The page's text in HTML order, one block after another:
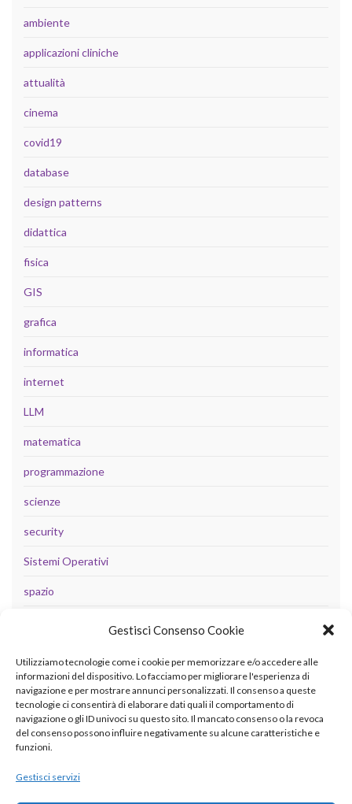
Gestisci Consenso Cookie
Utilizziamo tecnologie come i cookie per memorizzare e/o accedere alle
informazioni del dispositivo. Lo facciamo per migliorare l'esperienza di
navigazione e per mostrare annunci personalizzati. Il consenso a queste
tecnologie ci consentirà di elaborare dati quali il comportamento di
navigazione o gli ID univoci su questo sito. Il mancato consenso o la revoca
del consenso possono influire negativamente su alcune caratteristiche e
funzioni.
Gestisci servizi
ambiente
applicazioni cliniche
attualità
cinema
covid19
database
design patterns
didattica
fisica
GIS
grafica
informatica
internet
LLM
matematica
programmazione
scienze
security
Sistemi Operativi
spazio
META
Accedi
Feed dei contenuti